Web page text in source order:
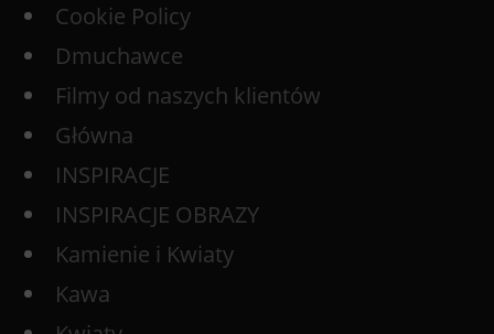
Cookie Policy
Dmuchawce
Filmy od naszych klientów
Główna
INSPIRACJE
INSPIRACJE OBRAZY
Kamienie i Kwiaty
Kawa